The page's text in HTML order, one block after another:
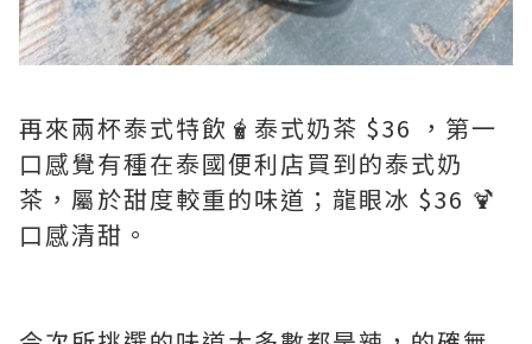
再來兩杯泰式特飲🧋泰式奶茶 $36 ，第一
口感覺有種在泰國便利店買到的泰式奶
茶，屬於甜度較重的味道；龍眼冰 $36 🍹
口感清甜。